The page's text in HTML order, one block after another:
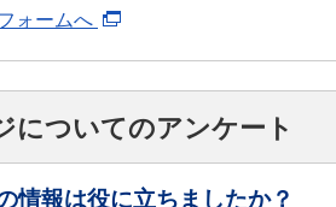
ォームへ
についてのアンケート
情報は役に立ちましたか？